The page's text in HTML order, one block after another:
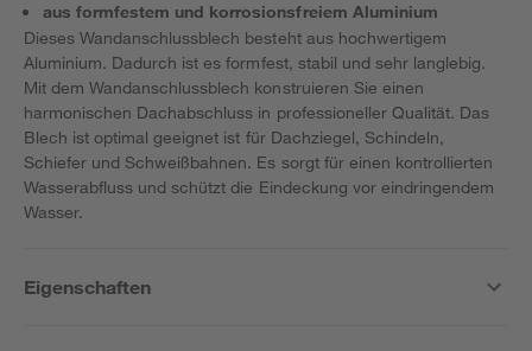
aus formfestem und korrosionsfreiem Aluminium
Dieses Wandanschlussblech besteht aus hochwertigem
Aluminium. Dadurch ist es formfest, stabil und sehr langlebig.
Mit dem Wandanschlussblech konstruieren Sie einen
harmonischen Dachabschluss in professioneller Qualität. Das
Blech ist optimal geeignet ist für Dachziegel, Schindeln,
Schiefer und Schweißbahnen. Es sorgt für einen kontrollierten
Wasserabfluss und schützt die Eindeckung vor eindringendem
Wasser.
Eigenschaften